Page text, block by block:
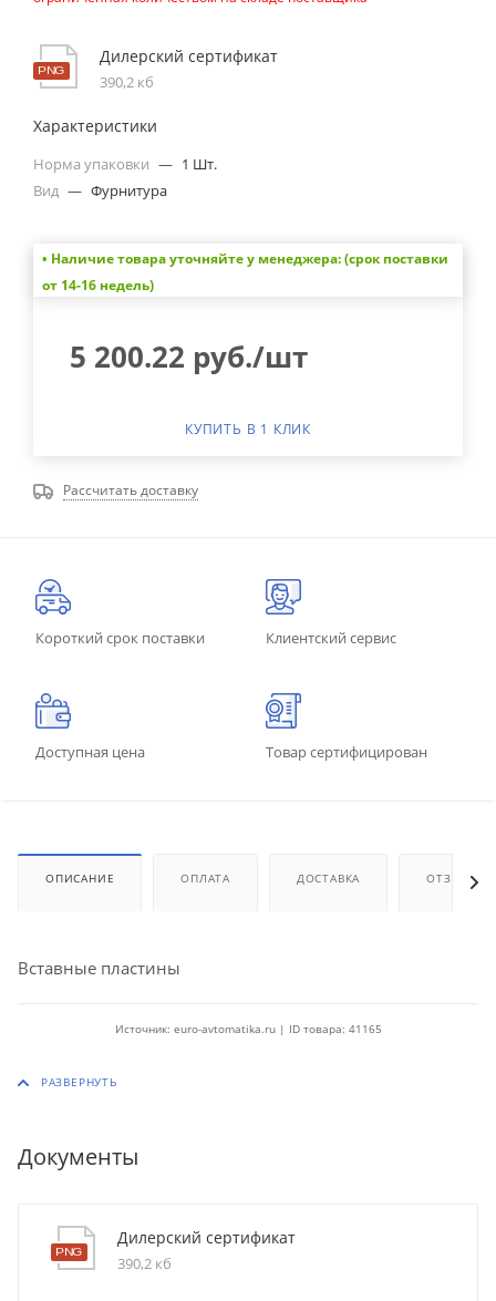
Дилерский сертификат
390,2 кб
Характеристики
Норма упаковки — 1 Шт.
Вид — Фурнитура
• Наличие товара уточняйте у менеджера: (срок поставки
от 14-16 недель)
5 200.22 руб./шт
КУПИТЬ В 1 КЛИК
Рассчитать доставку
Короткий срок поставки Клиентский сервис
Доступная цена Товар сертифицирован
ОПИСАНИЕ ОПЛАТА ДОСТАВКА ОТЗЫВЫ
Вставные пластины
Источник: euro-avtomatika.ru | ID товара: 41165
Документы
Дилерский сертификат
390,2 кб